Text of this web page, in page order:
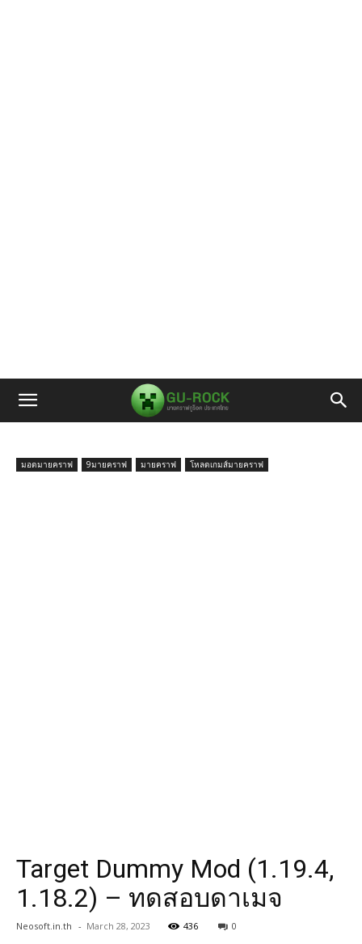
มอดมายคราฟ 9มายคราฟ มายคราฟ โหลดเกมส์มายคราฟ
Target Dummy Mod (1.19.4,
1.18.2) – ทดสอบดาเมจ
Neosoft.in.th - March 28, 2023 436 0